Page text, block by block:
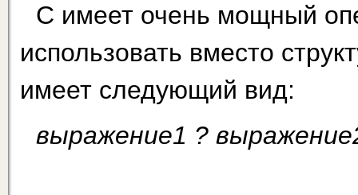
С имеет очень мощный
использовать вместо
имеет следующий вид:
выражение1 ?